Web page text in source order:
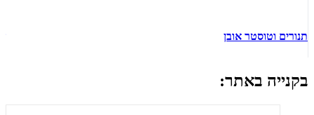
תנורים וטוסטר אובן
בקנייה באתר: